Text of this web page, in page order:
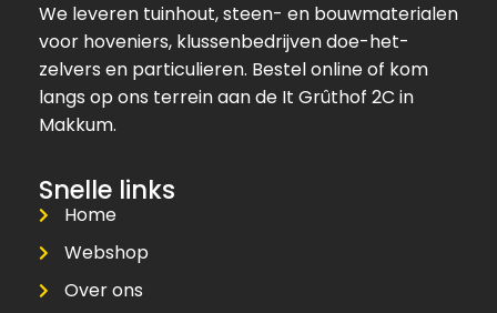
We leveren tuinhout, steen- en bouwmaterialen
voor hoveniers, klussenbedrijven doe-het-
zelvers en particulieren. Bestel online of kom
langs op ons terrein aan de It Grûthof 2C in
Makkum.
Snelle links
Home
Webshop
Over ons